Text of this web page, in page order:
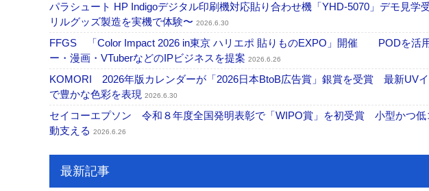
パラシュート HP Indigoデジタル印刷機対応貼り合わせ機「YHD-5070」デモ見学
リルグッズ製造を実機で体験〜 2026.6.30
FFGS 「Color Impact 2026 in東京 ハリエポ 貼りものEXPO」開催 PODを活
ー・漫画・VTuberなどのIPビジネスを提案 2026.6.26
KOMORI 2026年版カレンダーが「2026日本BtoB広告賞」銀賞を受賞 最新UV
で豊かな色彩を表現 2026.6.30
セイコーエプソン 令和８年度全国発明表彰で「WIPO賞」を初受賞 小型かつ低
動支える 2026.6.26
最新記事